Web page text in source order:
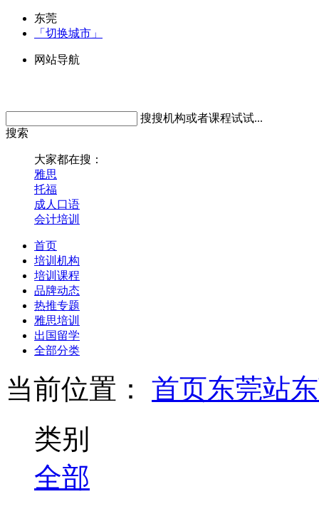
东莞
「切换城市」
网站导航
搜搜机构或者课程试试...
搜索
大家都在搜：
雅思
托福
成人口语
会计培训
首页
培训机构
培训课程
品牌动态
热推专题
雅思培训
出国留学
全部分类
当前位置： 首页东莞站
类别
全部